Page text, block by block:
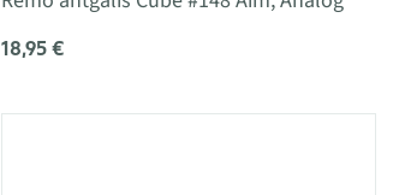
18,95 €